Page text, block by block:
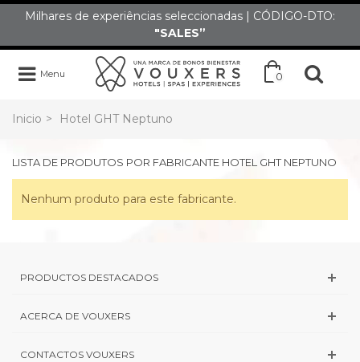
Milhares de experiências seleccionadas | CÓDIGO-DTO:
"SALES”
Menu 0
Inicio > Hotel GHT Neptuno
LISTA DE PRODUTOS POR FABRICANTE HOTEL GHT NEPTUNO
Nenhum produto para este fabricante.
PRODUCTOS DESTACADOS
ACERCA DE VOUXERS
CONTACTOS VOUXERS